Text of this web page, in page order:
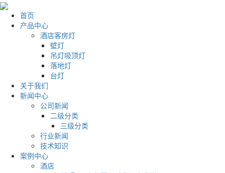
首页
产品中心
酒店客房灯
壁灯
吊灯吸顶灯
落地灯
台灯
关于我们
新闻中心
公司新闻
二级分类
三级分类
行业新闻
技术知识
案例中心
酒店